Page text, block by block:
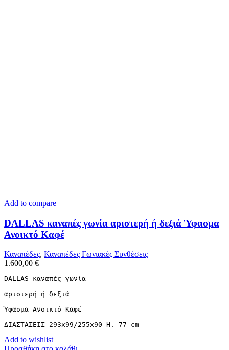
Add to compare
DALLAS καναπές γωνία αριστερή ή δεξιά Ύφασμα
Ανοικτό Καφέ
Καναπέδες, Καναπέδες Γωνιακές Συνθέσεις
1.600,00 €
DALLAS καναπές γωνία
αριστερή ή δεξιά
Ύφασμα Ανοικτό Καφέ
ΔΙΑΣΤΑΣΕΙΣ 293x99/255x90 H. 77 cm
Add to wishlist